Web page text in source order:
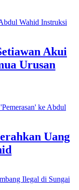
Akui
Urusan
Uang